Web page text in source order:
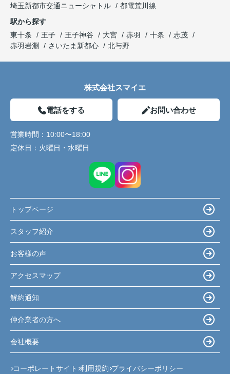
埼玉新都市交通ニューシャトル
都電荒川線
駅から探す
東十条
王子 王子神谷 大宮 赤羽 十条
志茂
赤羽岩淵
さいたま新都心 北与野
株式会社スマイエ
電話をする お問い合わせ
営業時間： 10:00〜18:00
定休日： 火曜日・水曜日
トップページ
スタッフ紹介
お客様の声
アクセスマップ
解約通知
仲介業者の方へ
会社概要
コーポレートサイト 利用規約 プライバシーポリシー